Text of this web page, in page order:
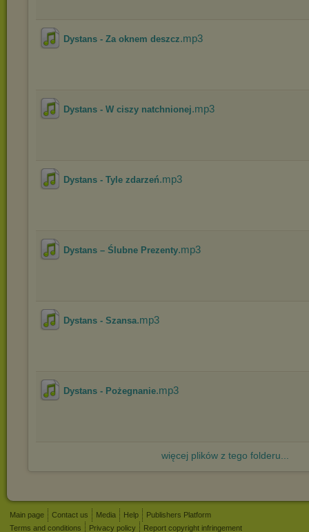
Dystans - Za oknem deszcz.mp3
Dystans - W ciszy natchnionej.mp3
Dystans - Tyle zdarzeń.mp3
Dystans – Ślubne Prezenty.mp3
Dystans - Szansa.mp3
Dystans - Pożegnanie.mp3
więcej plików z tego folderu...
Main page Contact us Media Help
Publishers Platform
Terms and conditions
Privacy policy Report copyright infringement